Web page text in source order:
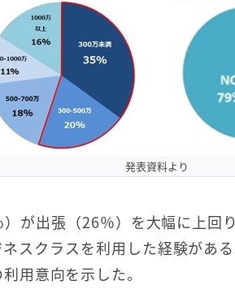
発表資料より
が出張（26％）を大幅に上回
スクラスを利用した経験があ
用意向を示した。